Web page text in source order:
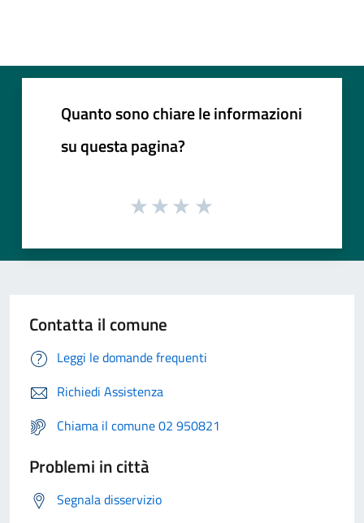
Quanto sono chiare le informazioni
su questa pagina?
Contatta il comune
Leggi le domande frequenti
Richiedi Assistenza
Chiama il comune 02 950821
Problemi in città
Segnala disservizio